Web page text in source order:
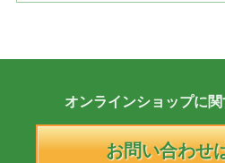
オンラインショップに
お問い合わせ